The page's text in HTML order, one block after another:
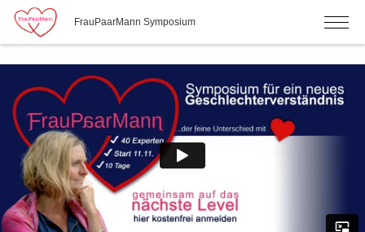
FrauPaarMann Symposium